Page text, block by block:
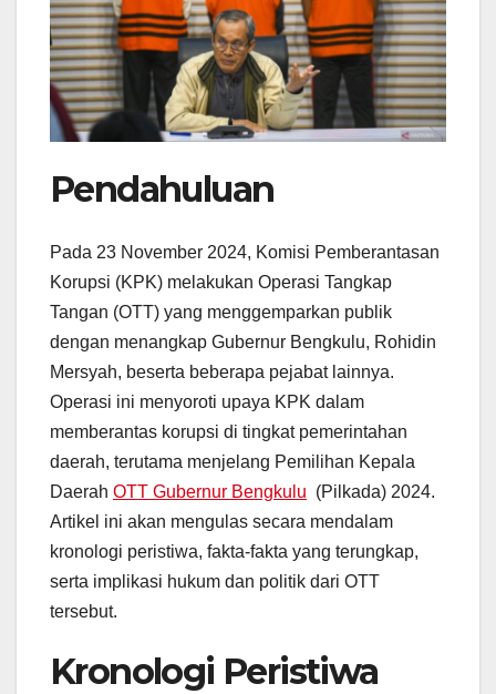
Pendahuluan
Pada 23 November 2024, Komisi Pemberantasan
Korupsi (KPK) melakukan Operasi Tangkap
Tangan (OTT) yang menggemparkan publik
dengan menangkap Gubernur Bengkulu, Rohidin
Mersyah, beserta beberapa pejabat lainnya.
Operasi ini menyoroti upaya KPK dalam
memberantas korupsi di tingkat pemerintahan
daerah, terutama menjelang Pemilihan Kepala
Daerah OTT Gubernur Bengkulu (Pilkada) 2024.
Artikel ini akan mengulas secara mendalam
kronologi peristiwa, fakta-fakta yang terungkap,
serta implikasi hukum dan politik dari OTT
tersebut.
Kronologi Peristiwa